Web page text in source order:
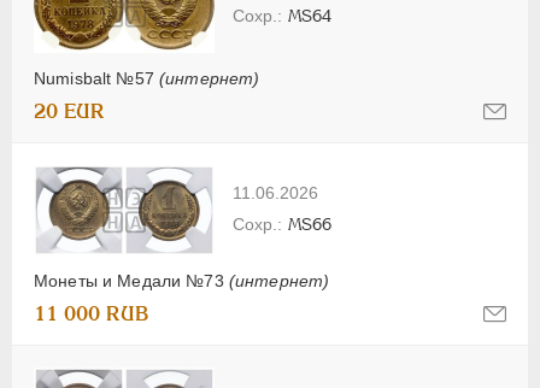
Numisbalt №57 (интернет)
MS64
20 EUR
11.06.2026
Монеты и Медали №73 (интернет)
MS66
11 000 RUB